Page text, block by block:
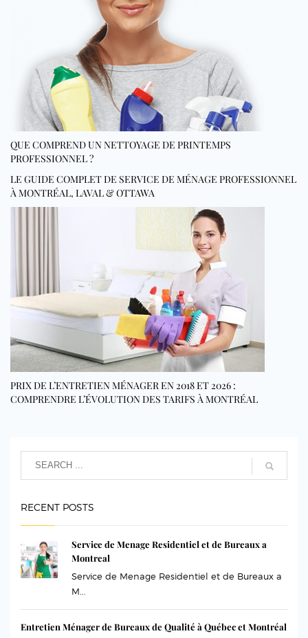
QUE COMPREND UN NETTOYAGE DE PRINTEMPS
PROFESSIONNEL ?
LE GUIDE COMPLET DE SERVICE DE MÉNAGE PROFESSIONNEL
À MONTRÉAL, LAVAL & OTTAWA
PRIX DE L’ENTRETIEN MÉNAGER EN 2018 ET 2026 :
COMPRENDRE L’ÉVOLUTION DES TARIFS À MONTRÉAL
RECENT POSTS
Service de Menage Residentiel et de Bureaux a
Montreal
Service de Menage Residentiel et de Bureaux a
M...
Entretien Ménager de Bureaux de Qualité à Québec et Montréal